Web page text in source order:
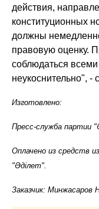
действия,
конституционных
должны
правовую оценку.
соблюдаться
неукоснительно", -
Изготовлено:
Пресс-служба партии
Оплачено из средств
"Әділет".
Заказчик: Минжасаров